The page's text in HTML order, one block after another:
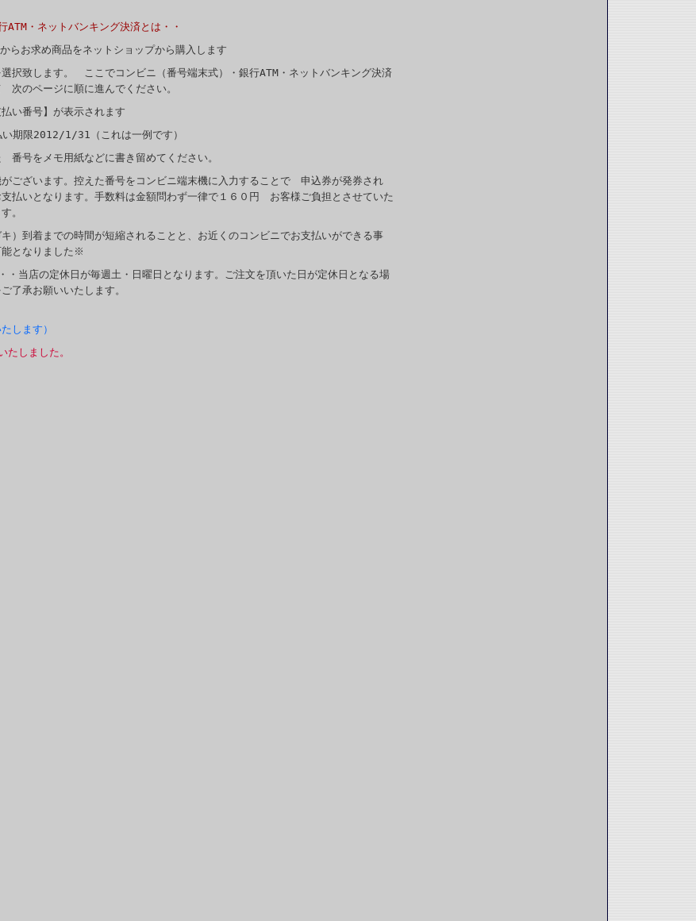
・ネットバンキング決済とは・・
らお求め商品をネットショップから購入します
択致します。 ここでコンビニ（番号端末式）・銀行ATM・ネットバンキング決済
のページに順に進んでください。
い番号】が表示されます
期限2012/1/31（これは一例です）
番号をメモ用紙などに書き留めてください。
がございます。控えた番号をコンビニ端末機に入力することで 申込券が発券され
払いとなります。手数料は金額問わず一律で１６０円 お客様ご負担とさせていた
。
）到着までの時間が短縮されることと、お近くのコンビニでお支払いができる事
能となりました※
・当店の定休日が毎週土・日曜日となります。ご注文を頂いた日が定休日となる場
了承お願いいたします。
します）
たしました。